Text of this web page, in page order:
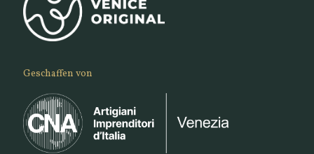
Geschaffen von